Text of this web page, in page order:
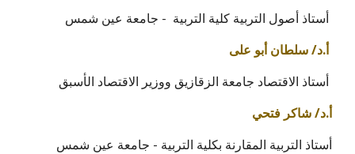
أستاذ أصول التربية كلية التربية - جامعة عين شمس
أ.د/ سلطان أبو على
أستاذ الاقتصاد جامعة الزقازيق ووزير الاقتصاد الأسبق
أ.د/ شاكر فتحي
أستاذ التربية المقارنة بكلية التربية - جامعة عين شمس